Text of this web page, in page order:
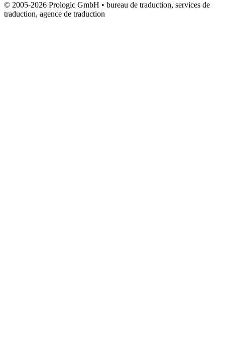
© 2005-2026 Prologic GmbH • bureau de traduction, services de
traduction, agence de traduction